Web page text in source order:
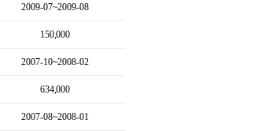
2009-07~2009-08
150,000
2007-10~2008-02
634,000
2007-08~2008-01